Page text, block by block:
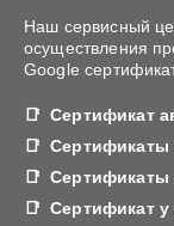
Наш сервисный
осуществления
Google
Сертификат
Сертификаты
Сертификаты
Сертификат у